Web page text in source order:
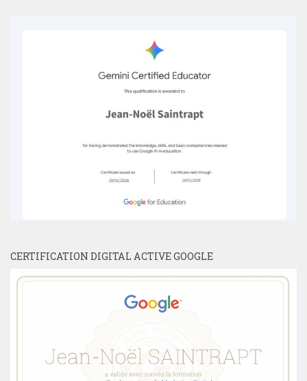
CERTIFICATION DIGITAL ACTIVE GOOGLE